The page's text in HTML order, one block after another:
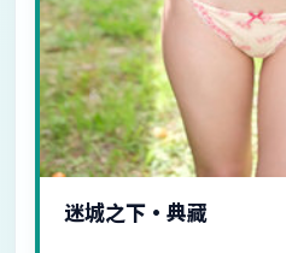
迷城之下·典藏